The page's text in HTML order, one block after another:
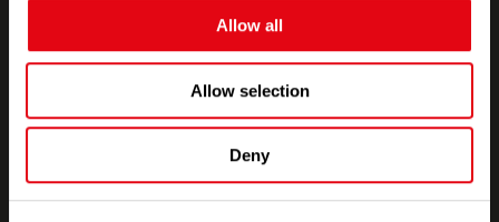
Allow all
Allow selection
Deny
Empresa
Recursos